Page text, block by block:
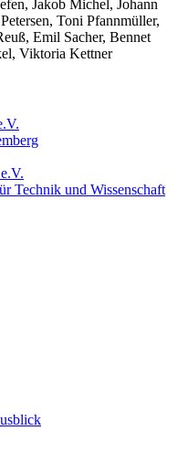
Jakob Michel, Johann
Toni Pfannmüller,
Emil Sacher, Bennet
Viktoria Kettner